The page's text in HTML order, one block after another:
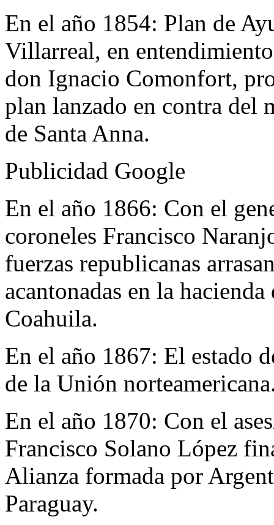
En el año 1854: Plan de
Villarreal, en
don Ignacio Comonfort,
plan lanzado en contra del
de Santa Anna.
Publicidad Google
En el año 1866: Con el
coroneles Francisco
fuerzas republicanas
acantonadas en la
Coahuila.
En el año 1867: El estado
de la Unión
En el año 1870: Con el
Francisco Solano López
Alianza formada por
Paraguay.